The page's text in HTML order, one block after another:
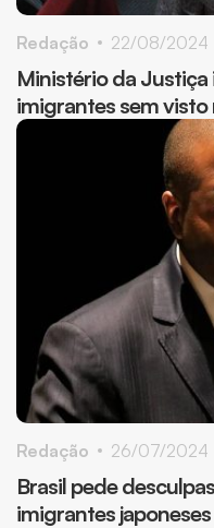
Ministério da
imigrantes sem visto
Redação 22/08/2024
Brasil pede
imigrantes japoneses
Redação 26/07/2024